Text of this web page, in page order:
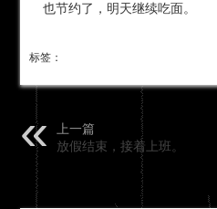
也节约了，明天继续吃面。
标签：
上一篇
放假结束，接着上班。